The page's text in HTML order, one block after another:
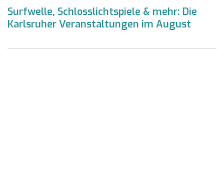
Surfwelle, Schlosslichtspiele & mehr: Die
Karlsruher Veranstaltungen im August